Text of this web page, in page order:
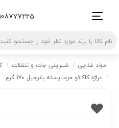
مواد غذایی شیرینی جات و تنقلات
دراژه کاکائو خرما پسته بانرجیل 170 گرم